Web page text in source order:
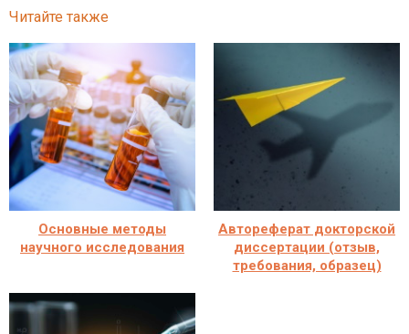
Читайте также
Основные методы
научного исследования
Автореферат докторской
диссертации (отзыв,
требования, образец)